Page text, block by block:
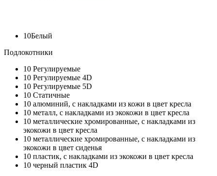
10Белый
Подлокотники
10 Регулируемые
10 Регулируемые 4D
10 Регулируемые 5D
10 Статичные
10 алюминий, с накладками из кожи в цвет кресла
10 металл, с накладками из экокожи в цвет кресла
10 металлические хромированные, с накладками из
экокожи в цвет кресла
10 металлические хромированные, с накладками из
экокожи в цвет сиденья
10 пластик, с накладками из экокожи в цвет кресла
10 черный пластик 4D